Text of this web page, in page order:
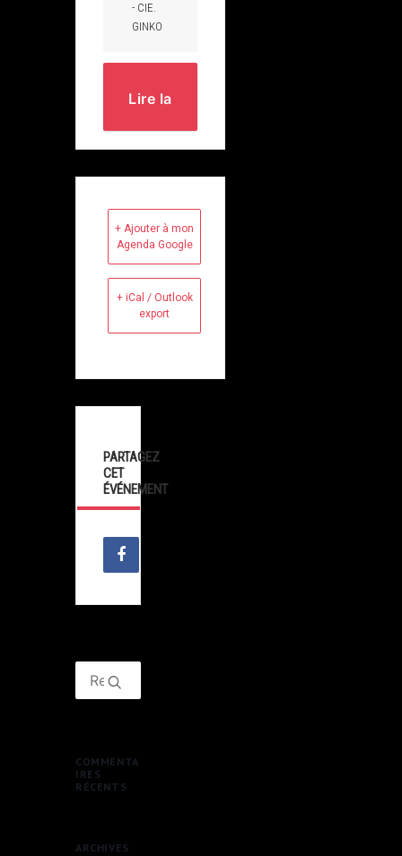
- CIE.
GINKO
Lire la
+ Ajouter à mon
Agenda Google
+ iCal / Outlook
export
PARTAGEZ
CET
ÉVÉNEMENT
COMMENTA
IRES
RÉCENTS
ARCHIVES